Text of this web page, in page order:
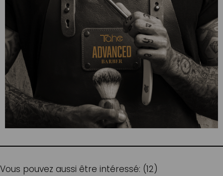
Vous pouvez aussi être intéressé: (12)